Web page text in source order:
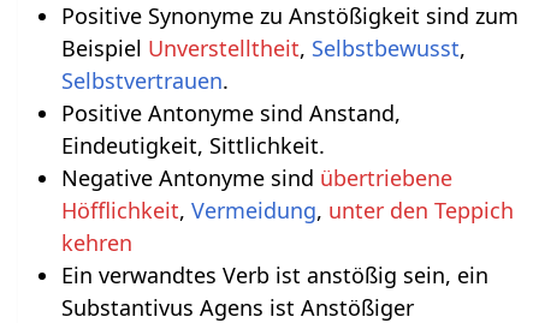
Positive Synonyme zu Anstößigkeit sind zum
Beispiel Unverstelltheit, Selbstbewusst,
Selbstvertrauen.
Positive Antonyme sind Anstand,
Eindeutigkeit, Sittlichkeit.
Negative Antonyme sind übertriebene
Höfflichkeit, Vermeidung, unter den Teppich
kehren
Ein verwandtes Verb ist anstößig sein, ein
Substantivus Agens ist Anstößiger